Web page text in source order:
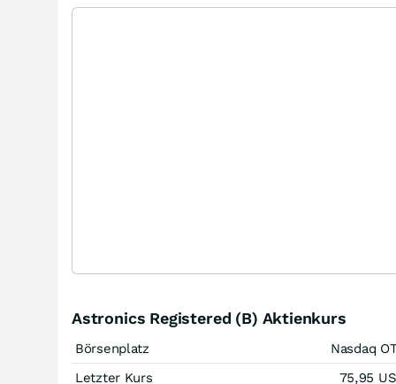
Astronics Registered (B) Aktienkurs
Börsenplatz
Nasdaq
Letzter Kurs
75,95